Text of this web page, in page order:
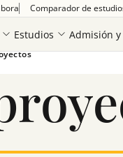
Comparador de
Estudios Admisión y